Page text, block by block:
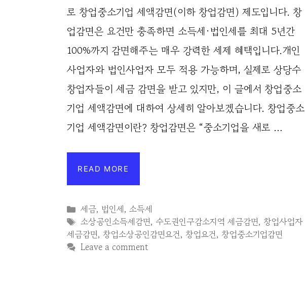
로 창업중소기업 세액감면(이하 창업감면) 제도입니다. 창
업감면은 요건만 충족하면 소득세·법인세를 최대 5년간
100%까지 감면해주는 매우 강력한 세제 혜택입니다.개인
사업자와 법인사업자 모두 적용 가능하며, 실제로 상당수
창업자들이 세금 감면을 받고 있지만, 이 글에서 창업중소
기업 세액감면에 대하여 상세히 알아보겠습니다. 창업중소
기업 세액감면이란? 창업감면은 “중소기업을 새로 …
READ MORE
Categories
세금, 법인세,소득세
Tags
소상공인소득세감면, 수도권인구감소지역 세금감면, 창업사업자
세금감면, 창업소상공인감면요건, 창업요건, 창업중소기업감면
Leave a comment